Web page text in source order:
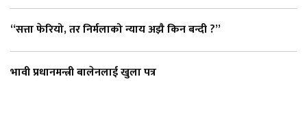
“सत्ता फेरियो, तर निर्मलाको न्याय अझै किन बन्दी ?”
भावी प्रधानमन्त्री बालेनलाई खुला पत्र